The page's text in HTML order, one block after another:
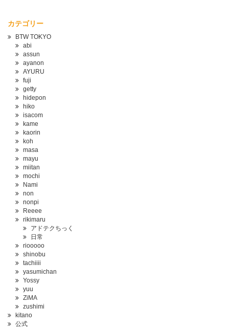
カテゴリー
BTW TOKYO
abi
assun
ayanon
AYURU
fuji
getty
hidepon
hiko
isacom
kame
kaorin
koh
masa
mayu
miitan
mochi
Nami
non
nonpi
Reeee
rikimaru
アドテクちっく
日常
riooooo
shinobu
tachiiii
yasumichan
Yossy
yuu
ZiMA
zushimi
kitano
公式